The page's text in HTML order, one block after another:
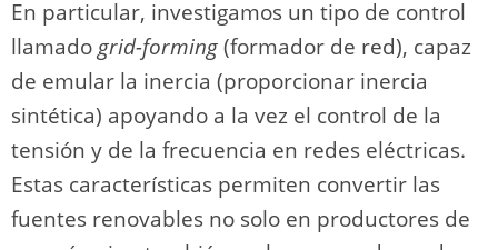
En particular, investigamos un tipo de control
llamado grid-forming(formador de red), capaz
de emular la inercia (proporcionar inercia
sintética) apoyando a la vez el control de la
tensión y de la frecuencia en redes eléctricas.
Estas características permiten convertir las
fuentes renovables no solo en productores de